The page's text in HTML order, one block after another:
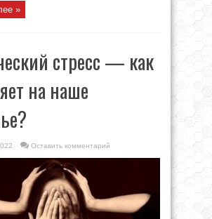
»
стресс — как
на наше
Оставить комментарий